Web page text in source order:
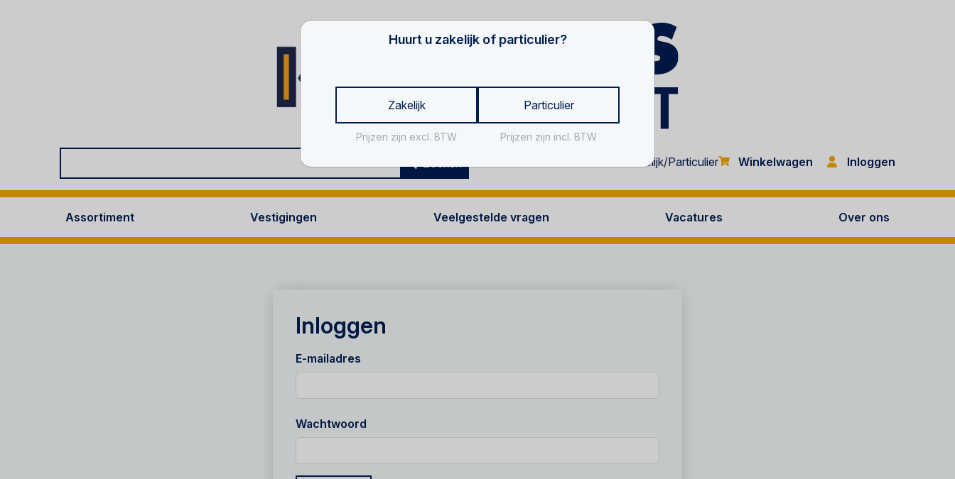
Zoeken Zakelijk/Particulier Winkelwagen Inloggen
Assortiment Vestigingen Veelgestelde vragen Vacatures Over ons
Inloggen
E-mailadres
Wachtwoord
Huurt u zakelijk of particulier?
Zakelijk
Prijzen zijn excl. BTW
Particulier
Prijzen zijn incl. BTW